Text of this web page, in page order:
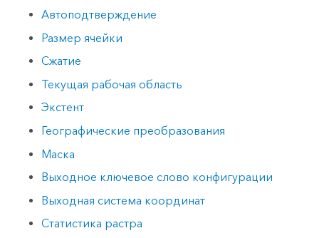
Автоподтверждение
Размер ячейки
Сжатие
Текущая рабочая область
Экстент
Географические преобразования
Маска
Выходное ключевое слово конфигурации
Выходная система координат
Статистика растра